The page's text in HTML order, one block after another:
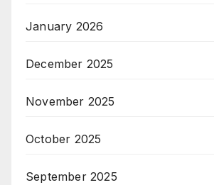
January 2026
December 2025
November 2025
October 2025
September 2025